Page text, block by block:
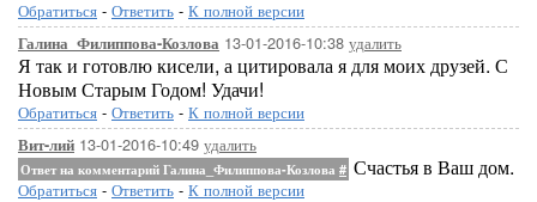
Обратиться - Ответить - К полной версии
Галина_Филиппова-Козлова 13-01-2016-10:38 удалить
Я так и готовлю кисели, а цитировала я для моих друзей. С
Новым Старым Годом! Удачи!
Обратиться - Ответить - К полной версии
Вит-лий 13-01-2016-10:49 удалить
Ответ на комментарий Галина_Филиппова-Козлова # Счастья в Ваш дом.
Обратиться - Ответить - К полной версии